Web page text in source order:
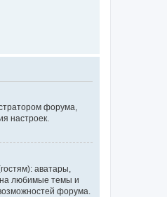
форума,
настроек.
аватары,
на любимые темы и
форума.